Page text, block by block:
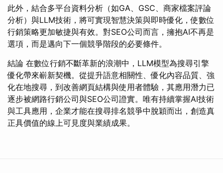
此外，結合多平台資料分析（如GA、GSC、商家檔案評論
分析）與LLM技術，將可實現智慧決策與即時優化，使數位
行銷策略更加敏捷與有效。對SEO公司而言，擁抱AI不再是
選項，而是邁向下一個競爭階段的必要條件。
結論 在數位行銷不斷革新的浪潮中，LLM模型為搜尋引擎
優化帶來嶄新契機。從提升語意相關性、優化內容品質、強
化在地搜尋，到改善網頁結構與使用者體驗，其應用潛力已
逐步被網路行銷公司與SEO公司證實。唯有持續掌握AI技術
與工具應用，企業才能在搜尋排名競爭中脫穎而出，創造真
正具價值的線上可見度與業績成果。